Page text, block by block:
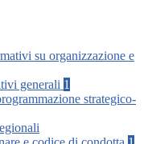
su organizzazione e
generali 1
strategico-